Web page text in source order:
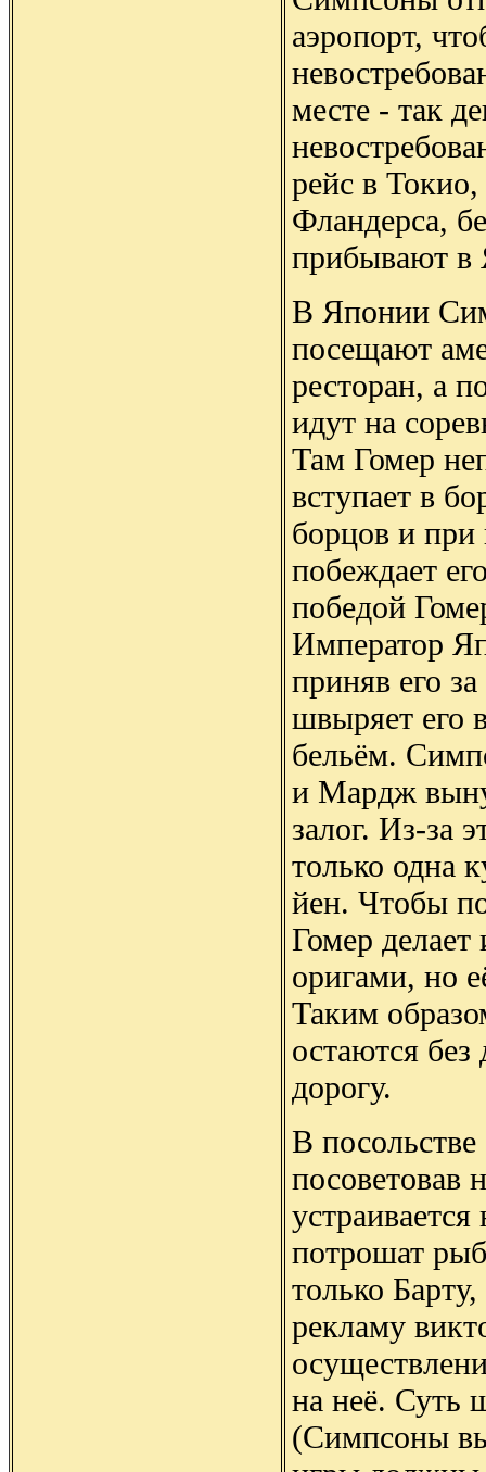
аэропорт,
месте - так
рейс в
Фландерса,
прибывают
В Японии
посещают
ресторан, а
идут на
Там Гомер
вступает в
борцов и
побеждает
победой
Император
приняв его
швыряет его
бельём.
и Мардж
залог. Из-за
только одна
йен. Чтобы
Гомер
оригами, но
Таким
остаются без
дорогу.
В
посоветовав
потрошат
только
рекламу
на неё. Суть
(Симпсоны